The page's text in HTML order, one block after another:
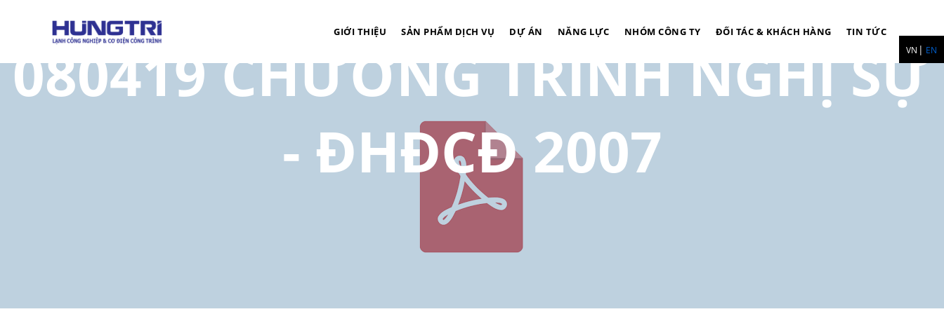
VN EN
GIỚI THIỆU SẢN PHẨM DỊCH VỤ DỰ ÁN NĂNG LỰC NHÓM CÔNG TY ĐỐI TÁC & KHÁCH HÀNG TIN TỨC
080419 CHƯƠNG TRÌNH NGHỊ SỰ
- ĐHĐCĐ 2007